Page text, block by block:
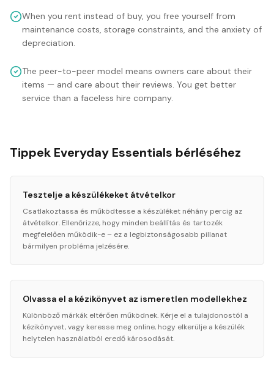
When you rent instead of buy, you free yourself from
maintenance costs, storage constraints, and the anxiety of
depreciation.
The peer-to-peer model means owners care about their
items — and care about their reviews. You get better
service than a faceless hire company.
Tippek Everyday Essentials bérléséhez
Tesztelje a készülékeket átvételkor
Csatlakoztassa és működtesse a készüléket néhány percig az
átvételkor. Ellenőrizze, hogy minden beállítás és tartozék
megfelelően működik-e – ez a legbiztonságosabb pillanat
bármilyen probléma jelzésére.
Olvassa el a kézikönyvet az ismeretlen modellekhez
Különböző márkák eltérően működnek. Kérje el a tulajdonostól a
kézikönyvet, vagy keresse meg online, hogy elkerülje a készülék
helytelen használatból eredő károsodását.